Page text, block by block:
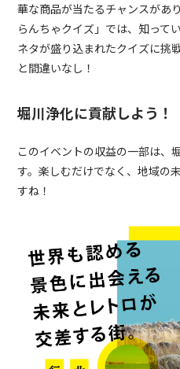
華な商品が当たるチャンスがあ
らんちゃクイズ」では、知って
ネタが盛り込まれたクイズに挑
と間違いなし！
堀川浄化に貢献しよう！
このイベントの収益の一部は、
す。楽しむだけでなく、地域の
すね！